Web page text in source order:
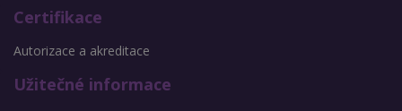
Certifikace
Autorizace a akreditace
Užitečné informace